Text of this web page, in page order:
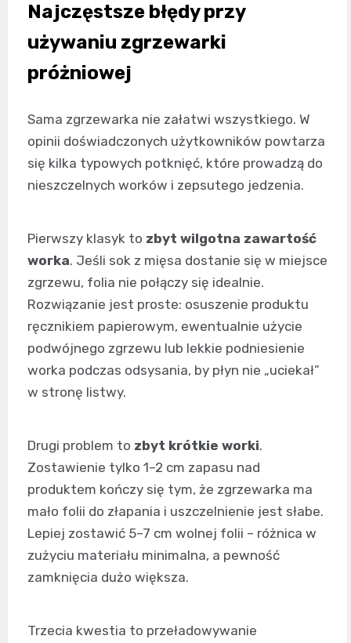
Najczęstsze błędy przy
używaniu zgrzewarki
próżniowej
Sama zgrzewarka nie załatwi wszystkiego. W
opinii doświadczonych użytkowników powtarza
się kilka typowych potknięć, które prowadzą do
nieszczelnych worków i zepsutego jedzenia.
Pierwszy klasyk to zbyt wilgotna zawartość
worka. Jeśli sok z mięsa dostanie się w miejsce
zgrzewu, folia nie połączy się idealnie.
Rozwiązanie jest proste: osuszenie produktu
ręcznikiem papierowym, ewentualnie użycie
podwójnego zgrzewu lub lekkie podniesienie
worka podczas odsysania, by płyn nie „uciekał”
w stronę listwy.
Drugi problem to zbyt krótkie worki.
Zostawienie tylko 1–2 cm zapasu nad
produktem kończy się tym, że zgrzewarka ma
mało folii do złapania i uszczelnienie jest słabe.
Lepiej zostawić 5–7 cm wolnej folii – różnica w
zużyciu materiału minimalna, a pewność
zamknięcia dużo większa.
Trzecia kwestia to przeładowywanie